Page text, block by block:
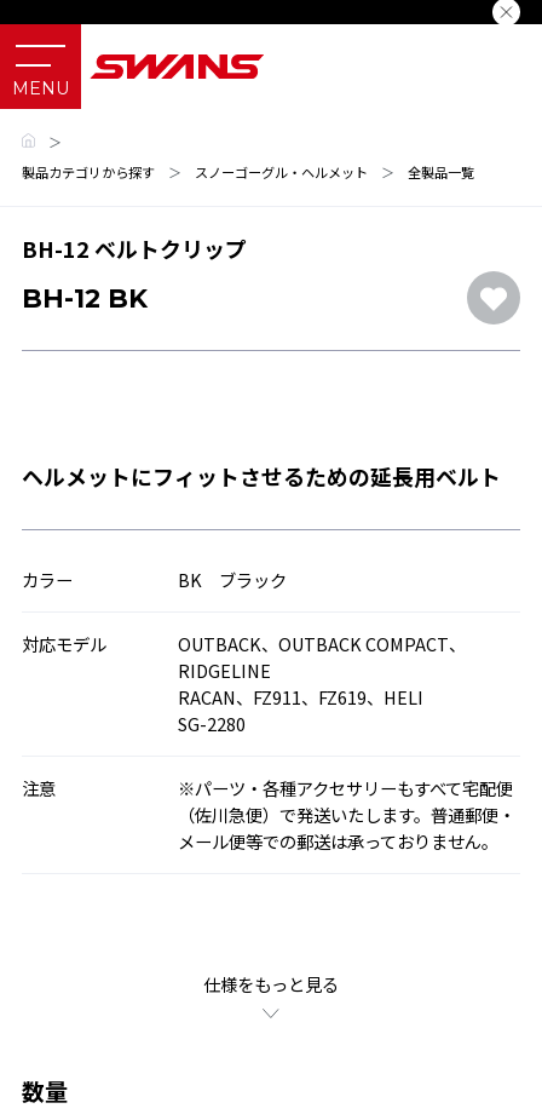
＞
製品カテゴリから探す
＞ スノーゴーグル・ヘルメット ＞ 全製品一覧
BH-12 ベルトクリップ
BH-12 BK
ヘルメットにフィットさせるための延長用ベルト
カラー BK ブラック
対応モデル
OUTBACK、OUTBACK COMPACT、
RIDGELINE
RACAN、FZ911、FZ619、HELI
SG-2280
注意
※パーツ・各種アクセサリーもすべて宅配便
（佐川急便）で発送いたします。普通郵便・
メール便等での郵送は承っておりません。
仕様をもっと見る
数量